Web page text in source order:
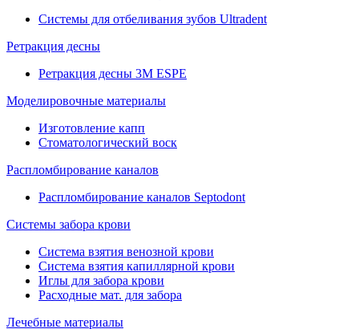
Системы для отбеливания зубов Ultradent
Ретракция десны
Ретракция десны 3M ESPE
Моделировочные материалы
Изготовление капп
Стоматологический воск
Распломбирование каналов
Распломбирование каналов Septodont
Системы забора крови
Система взятия венозной крови
Система взятия капиллярной крови
Иглы для забора крови
Расходные мат. для забора
Лечебные материалы